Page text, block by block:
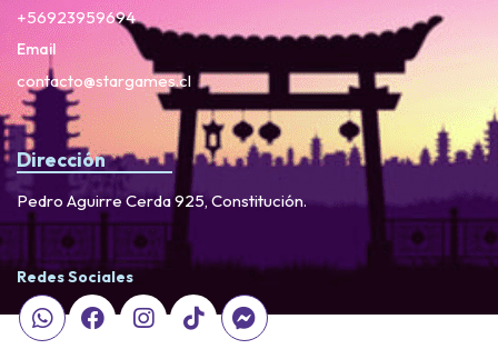
+56923959694
Email
contacto@stargames.cl
Dirección
Pedro Aguirre Cerda 925, Constitución.
Redes Sociales